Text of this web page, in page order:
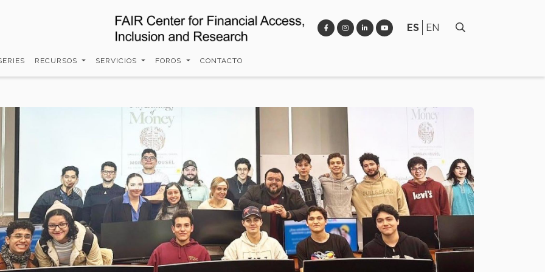
ES EN
RECURSOS SERVICIOS FOROS CONTACTO